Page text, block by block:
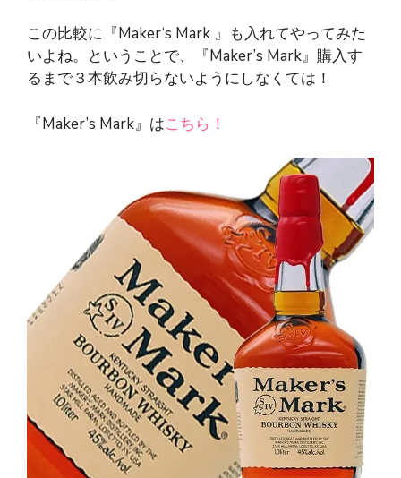
この比較に『Maker‘s Mark 』も入れてやってみた
いよね。ということで、『Maker’s Mark』購入す
るまで３本飲み切らないようにしなくては！
『Maker’s Mark』はこちら！